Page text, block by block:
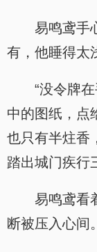
易鸣鸢手
有，他睡得太
“没令牌
中的图纸，点
也只有半炷香
踏出城门疾行
易鸣鸢看
断被压入心间。